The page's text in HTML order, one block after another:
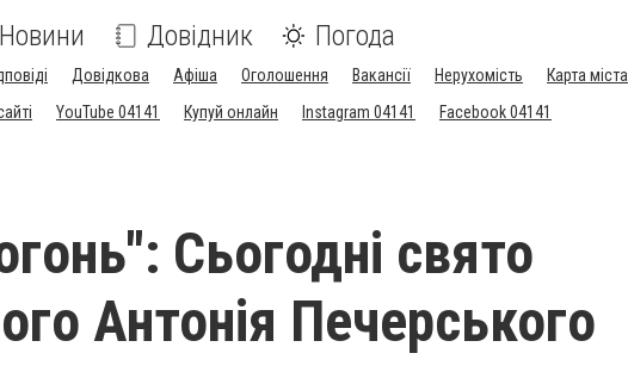
Новини Довідник Погода
Довідкова Афіша Оголошення Вакансії Нерухомість
Карта міста
YouTube 04141 Купуй онлайн Instagram 04141 Facebook 04141
Сьогодні свято
Антонія Печерського